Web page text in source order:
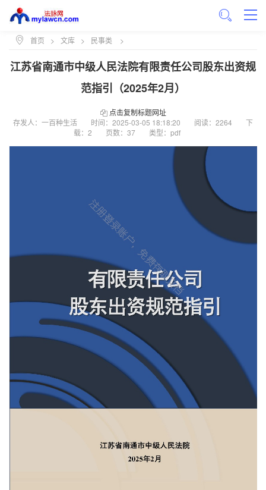
首页 > 文库 > 民事类 >
江苏省南通市中级人民法院有限责任公司股东出资规
范指引（2025年2月）
点击复制标题网址
存发人：一百种生活
时间： 2025-03-05 18:18:20 阅读：2264
下
载：2
页数：37 类型：pdf